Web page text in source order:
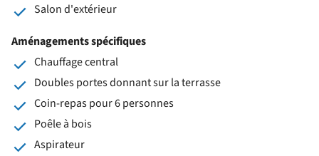
Salon d'extérieur
Aménagements spécifiques
Chauffage central
Doubles portes donnant sur la terrasse
Coin-repas pour 6 personnes
Poêle à bois
Aspirateur